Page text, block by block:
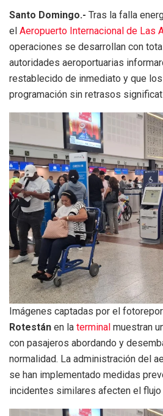
Santo Domingo.- Tras la falla
el Aeropuerto Internacional de Las
operaciones se desarrollan con
autoridades aeroportuarias
restablecido de inmediato y que
programación sin retrasos
Imágenes captadas por el
Rotestán en la terminal muestran
con pasajeros abordando y
normalidad. La administración del
se han implementado medidas
incidentes similares afecten el flujo